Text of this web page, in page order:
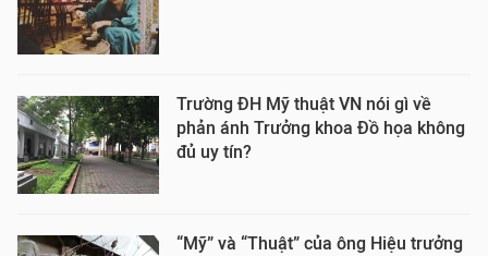
Trường ĐH Mỹ thuật VN nói gì về
phản ánh Trưởng khoa Đồ họa không
đủ uy tín?
“Mỹ” và “Thuật” của ông Hiệu trưởng